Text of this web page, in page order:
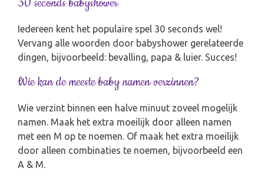
30 seconds babyshower
Iedereen kent het populaire spel 30 seconds wel!
Vervang alle woorden door babyshower gerelateerde
dingen, bijvoorbeeld: bevalling, papa & luier. Succes!
Wie kan de meeste baby namen verzinnen?
Wie verzint binnen een halve minuut zoveel mogelijk
namen. Maak het extra moeilijk door alleen namen
met een M op te noemen. Of maak het extra moeilijk
door alleen combinaties te noemen, bijvoorbeeld een
A & M.